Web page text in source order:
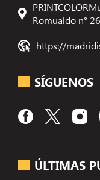
ÚLTIMAS
Romualdo n°
https://
SÍGUENOS